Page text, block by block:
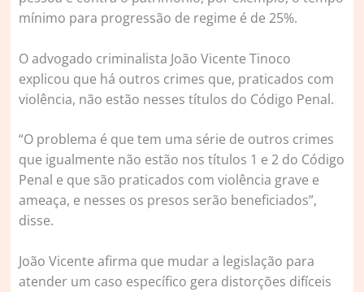
mínimo para progressão de regime é de 25%.
O advogado criminalista João Vicente Tinoco
explicou que há outros crimes que, praticados com
violência, não estão nesses títulos do Código Penal.
“O problema é que tem uma série de outros crimes
que igualmente não estão nos títulos 1 e 2 do Código
Penal e que são praticados com violência grave e
ameaça, e nesses os presos serão beneficiados”,
disse.
João Vicente afirma que mudar a legislação para
atender um caso específico gera distorções difíceis